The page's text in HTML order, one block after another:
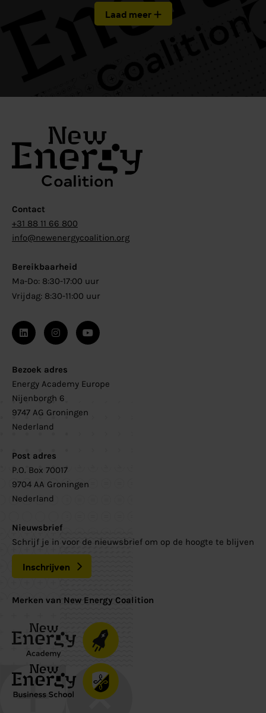
Laad meer
Contact
+31 88 11 66 800
info@newenergycoalition.org
Bereikbaarheid
Ma-Do: 8:30-17:00 uur
Vrijdag: 8:30-11:00 uur
Bezoek adres
Energy Academy Europe
Nijenborgh 6
9747 AG Groningen
Nederland
Post adres
P.O. Box 70017
9704 AA Groningen
Nederland
Nieuwsbrief
Schrijf je in voor de nieuwsbrief om op de hoogte te blijven
Inschrijven
Merken van New Energy Coalition